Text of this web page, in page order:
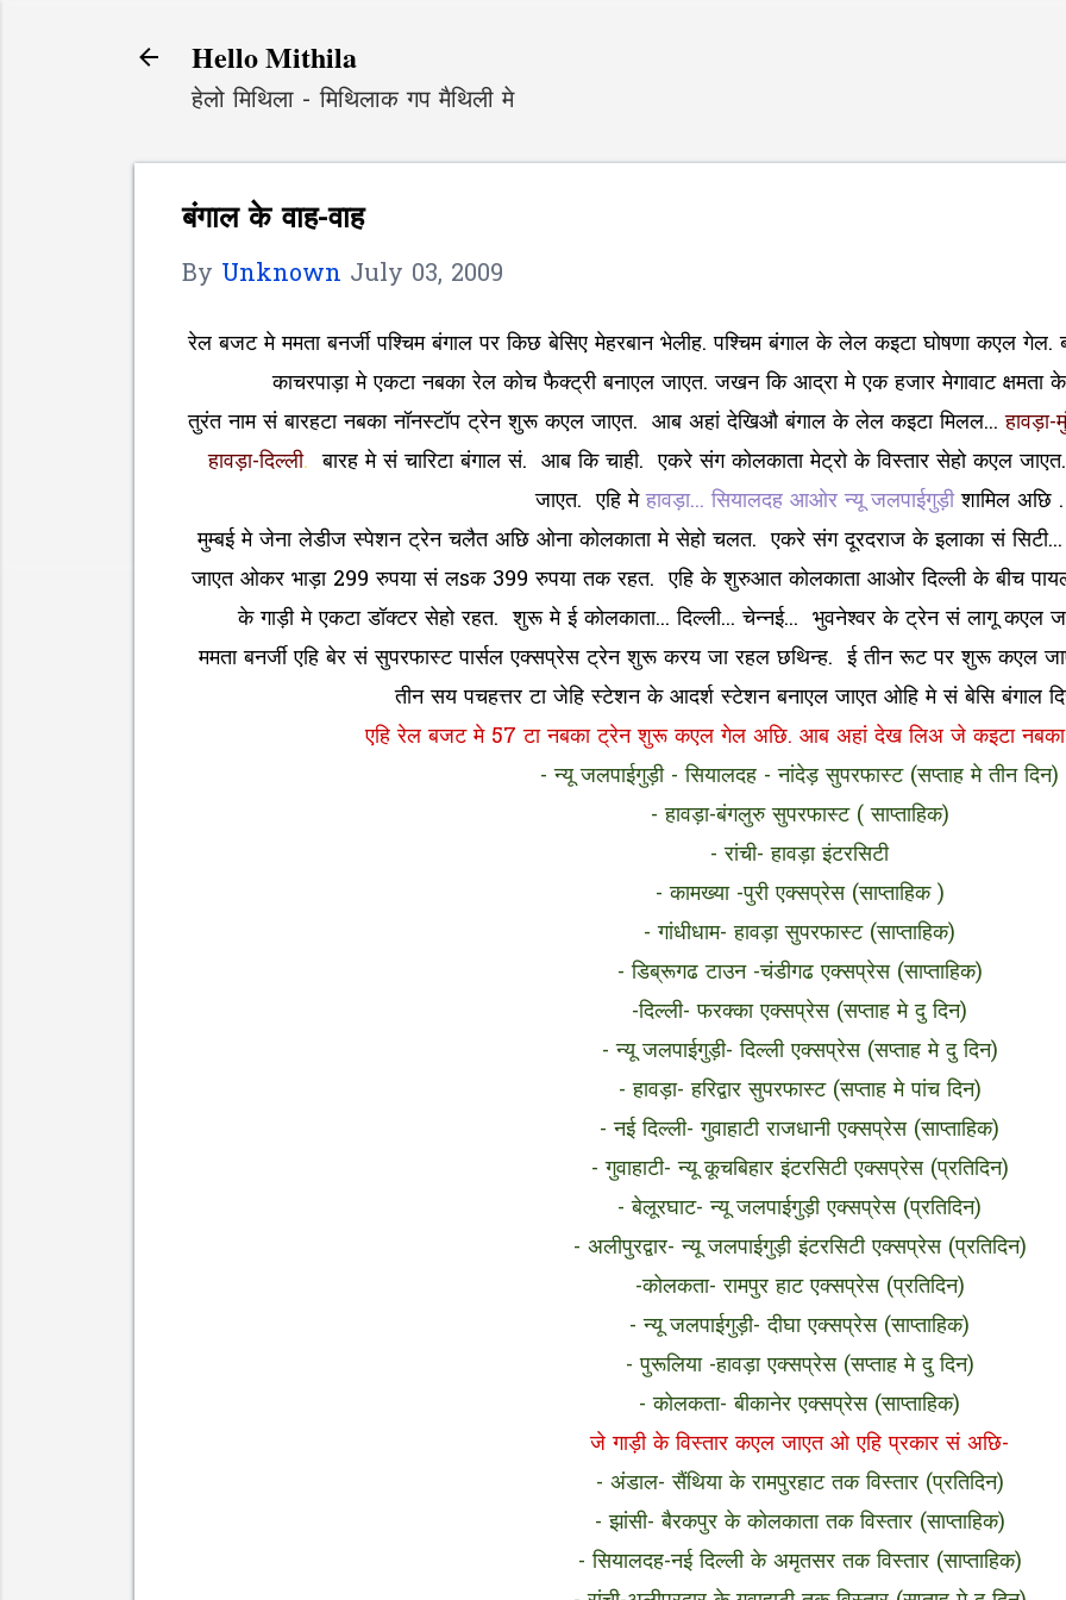
Hello Mithila
हेलो मिथिला - मिथिलाक गप मैथिली मे
बंगाल के वाह-वाह
By Unknown July 03, 2009
रेल बजट मे ममता बनर्जी पश्चिम बंगाल पर किछ बेसिए मेहरबान भेलीह. पश्चिम बंगाल के लेल कइटा घोषणा कएल
काचरपाड़ा मे एकटा नबका रेल कोच फैक्ट्री बनाएल जाएत. जखन कि आद्रा मे एक हजार मेगावाट क्षमता
तुरंत नाम सं बारहटा नबका नॉनस्टॉप ट्रेन शुरू कएल जाएत. आब अहां देखिऔ बंगाल के लेल कइटा मिलल...
हावड़ा-दिल्ली. बारह मे सं चारिटा बंगाल सं. आब कि चाही. एकरे संग कोलकाता मेट्रो के विस्तार सेहो कएल
जाएत. एहि मेहावड़ा... सियालदह आओर न्यू जलपाईगुड़ीशामिल अछि .
मुम्बई मे जेना लेडीज स्पेशन ट्रेन चलैत अछि ओना कोलकाता मे सेहो चलत. एकरे संग दूरदराज के इलाका सं
जाएत ओकर भाड़ा 299 रुपया सं लsक 399 रुपया तक रहत. एहि के शुरुआत कोलकाता आओर दिल्ली के बीच
के गाड़ी मे एकटा डॉक्टर सेहो रहत. शुरू मे ई कोलकाता... दिल्ली... चेन्नई... भुवनेश्वर के ट्रेन सं लागू
ममता बनर्जी एहि बेर सं सुपरफास्ट पार्सल एक्सप्रेस ट्रेन शुरू करय जा रहल छथिन्ह. ई तीन रूट पर शुरू कएल
तीन सय पचहत्तर टा जेहि स्टेशन के आदर्श स्टेशन बनाएल जाएत ओहि मे सं बेसि बंगाल
एहि रेल बजट मे 57 टा नबका ट्रेन शुरू कएल गेल अछि. आब अहां देख लिअ जे कइटा नबका
- न्यू जलपाईगुड़ी - सियालदह - नांदेड़ सुपरफास्ट (सप्ताह मे तीन दिन)
- हावड़ा-बंगलुरु सुपरफास्ट ( साप्ताहिक)
- रांची- हावड़ा इंटरसिटी
- कामख्या -पुरी एक्सप्रेस (साप्ताहिक )
- गांधीधाम- हावड़ा सुपरफास्ट (साप्ताहिक)
- डिब्रूगढ टाउन -चंडीगढ एक्सप्रेस (साप्ताहिक)
-दिल्ली- फरक्का एक्सप्रेस (सप्ताह मे दु दिन)
- न्यू जलपाईगुड़ी- दिल्ली एक्सप्रेस (सप्ताह मे दु दिन)
- हावड़ा- हरिद्वार सुपरफास्ट (सप्ताह मे पांच दिन)
- नई दिल्ली- गुवाहाटी राजधानी एक्सप्रेस (साप्ताहिक)
- गुवाहाटी- न्यू कूचबिहार इंटरसिटी एक्सप्रेस (प्रतिदिन)
- बेलूरघाट- न्यू जलपाईगुड़ी एक्सप्रेस (प्रतिदिन)
- अलीपुरद्वार- न्यू जलपाईगुड़ी इंटरसिटी एक्सप्रेस (प्रतिदिन)
-कोलकता- रामपुर हाट एक्सप्रेस (प्रतिदिन)
- न्यू जलपाईगुड़ी- दीघा एक्सप्रेस (साप्ताहिक)
- पुरूलिया -हावड़ा एक्सप्रेस (सप्ताह मे दु दिन)
- कोलकता- बीकानेर एक्सप्रेस (साप्ताहिक)
जे गाड़ी के विस्तार कएल जाएत ओ एहि प्रकार सं अछि-
- अंडाल- सैंथिया के रामपुरहाट तक विस्तार (प्रतिदिन)
- झांसी- बैरकपुर के कोलकाता तक विस्तार (साप्ताहिक)
- सियालदह-नई दिल्ली के अमृतसर तक विस्तार (साप्ताहिक)